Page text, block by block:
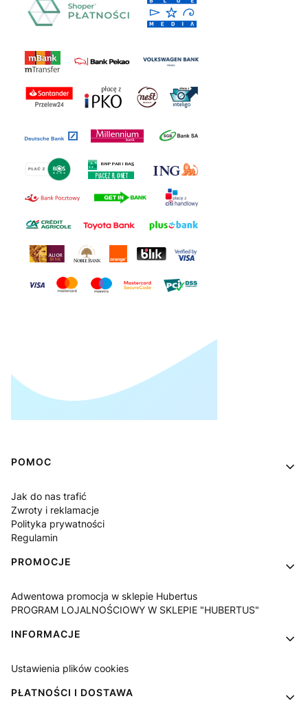
Linki w stopce
POMOC
Jak do nas trafić
Zwroty i reklamacje
Polityka prywatności
Regulamin
PROMOCJE
Adwentowa promocja w sklepie Hubertus
PROGRAM LOJALNOŚCIOWY W SKLEPIE "HUBERTUS"
INFORMACJE
Ustawienia plików cookies
PŁATNOŚCI I DOSTAWA